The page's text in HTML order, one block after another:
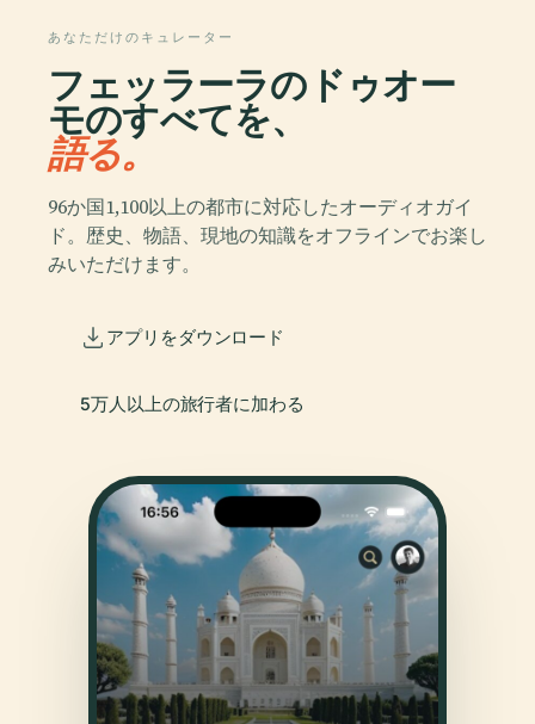
あなただけのキュレーター
フェッラーラのドゥオー
モのすべてを、
語る。
96か国1,100以上の都市に対応したオーディオガイ
ド。歴史、物語、現地の知識をオフラインでお楽し
みいただけます。
アプリをダウンロード
5万人以上の旅行者に加わる